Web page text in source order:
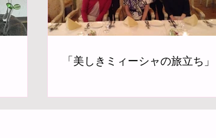
「美しきミィーシャの旅立ち」